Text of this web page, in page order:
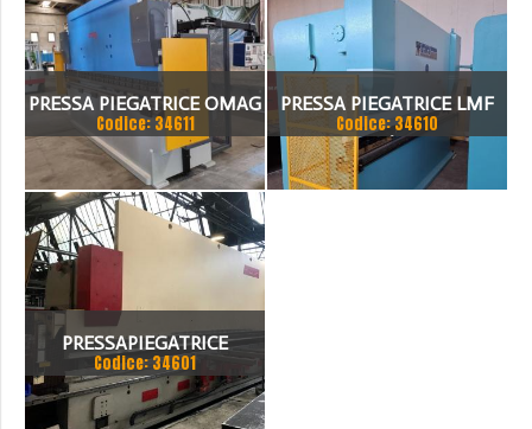
PRESSA PIEGATRICE OMAG
EPB 10036100 TON X 4MT
Codice: 34611
PRESSA PIEGATRICE LMF
100 TON. / 4100MM
Codice: 34610
PRESSAPIEGATRICE
BEYELER DEL 2002 A CNC
Codice: 34601